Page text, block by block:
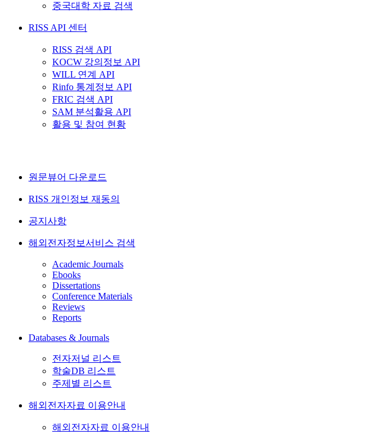
중국대학 자료 검색
RISS API 센터
RISS 검색 API
KOCW 강의정보 API
WILL 연계 API
Rinfo 통계정보 API
FRIC 검색 API
SAM 분석활용 API
활용 및 참여 현황
원문뷰어 다운로드
RISS 개인정보 재동의
공지사항
해외전자정보서비스 검색
Academic Journals
Ebooks
Dissertations
Conference Materials
Reviews
Reports
Databases & Journals
전자저널 리스트
학술DB 리스트
주제별 리스트
해외전자자료 이용안내
해외전자자료 이용안내